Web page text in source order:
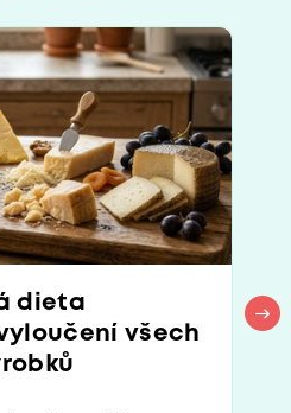
dieta
všech